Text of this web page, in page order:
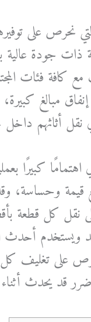
نحرص على
جودة عالية
كافة فئات
مبالغ
نقل أثاثهم
اهتمامًا كبيرًا
قيمة وحساسة،
نقل كل قطعة
ويستخدم أحدث
تغليف كل
قد يحدث أثناء